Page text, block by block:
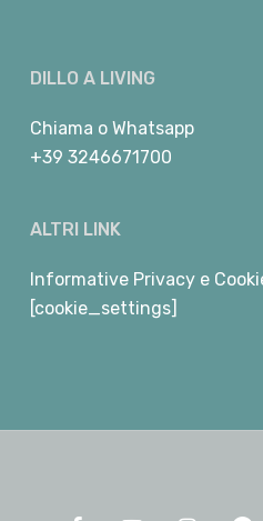
DILLO A LIVING
Chiama o Whatsapp
+39 3246671700
ALTRI LINK
Informative Privacy e
[cookie_settings]